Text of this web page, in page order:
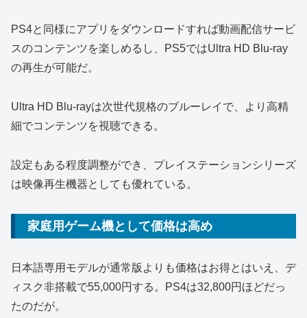
PS4と同様にアプリをダウンロードすれば動画配信サービ
スのコンテンツを楽しめるし、PS5ではUltra HD Blu-ray
の再生が可能だ。
Ultra HD Blu-rayは次世代規格のブルーレイで、より高精
細でコンテンツを視聴できる。
設定もある程度調整ができ、プレイステーションシリーズ
は映像再生機器としても優れている。
家庭用ゲーム機として価格は高め
日本語専用モデルが通常版よりも価格はお得とはいえ、デ
ィスク非搭載で55,000円する。PS4は32,800円ほどだっ
たのだが。